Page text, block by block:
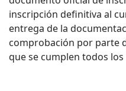
inscripción definitiva al
entrega de la
comprobación por parte
que se cumplen todos